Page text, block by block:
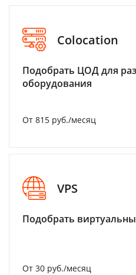
Colocation
Подобрать ЦОД для
оборудования
От 815 руб./месяц
VPS
Подобрать
От 30 руб./месяц